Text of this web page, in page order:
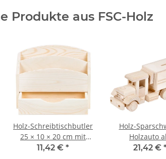
Produkte aus FSC-Holz
Holz-Schreibtischbutler
25 × 10 × 20 cm mit
Schublade
11,42 € *
Holz-
Holzauto
21,42 €